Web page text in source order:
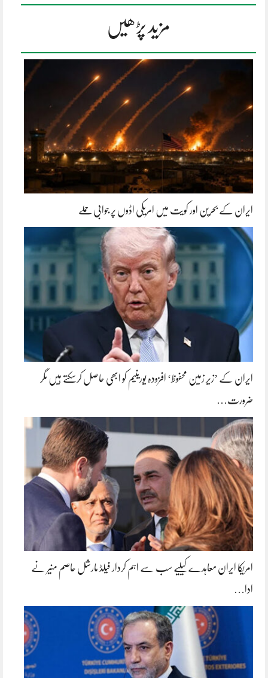
مزید پڑھیں
ایران کے بحرین اور کویت میں امریکی اڈوں پر جوابی حملے
ایران کے ’زیر زمین محفوظ‘ افزودہ یورینیم کو ابھی حاصل کرسکتے ہیں مگر
ضرورت…
امریکا ایران معاہدے کیلیے سب سے اہم کردار فیلڈ مارشل عاصم منیر نے
ادا…